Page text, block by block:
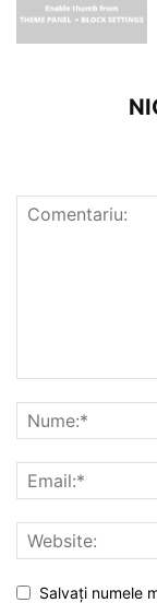
Salvați numele